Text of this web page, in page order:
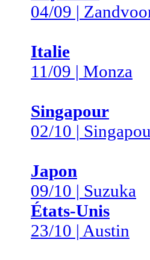
04/09 |
Italie
11/09 | Monza
Singapour
02/10 |
Japon
09/10 | Suzuka
États-Unis
23/10 | Austin